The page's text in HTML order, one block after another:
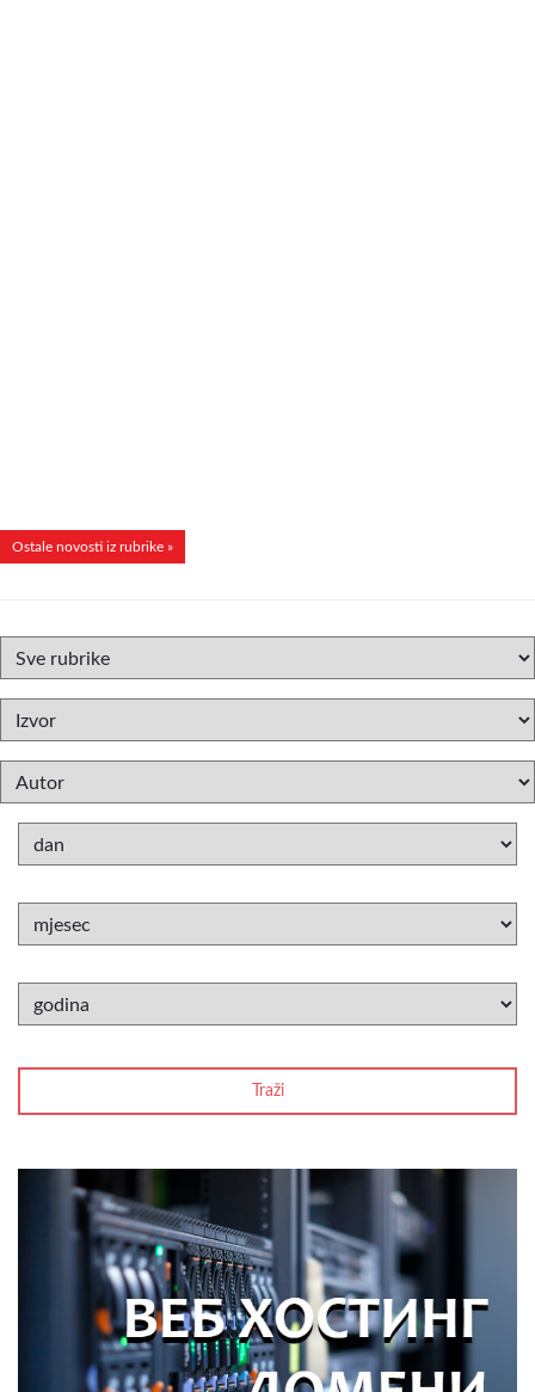
Ostale novosti iz rubrike »